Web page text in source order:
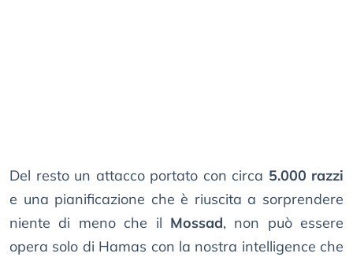
Del resto un attacco portato con circa 5.000 razzi
e una pianificazione che è riuscita a sorprendere
niente di meno che il Mossad, non può essere
opera solo di Hamas con la nostra intelligence che